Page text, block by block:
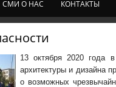
СМИ О НАС КОНТАКТЫ
13 октября 2020 года
архитектуры и дизайна
о возможных